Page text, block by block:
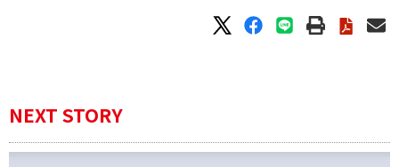
NEXT STORY